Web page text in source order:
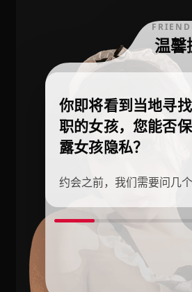
温馨
你即将看到当地寻
职的女孩，您能否
露女孩隐私？
约会之前，我们需要问几个